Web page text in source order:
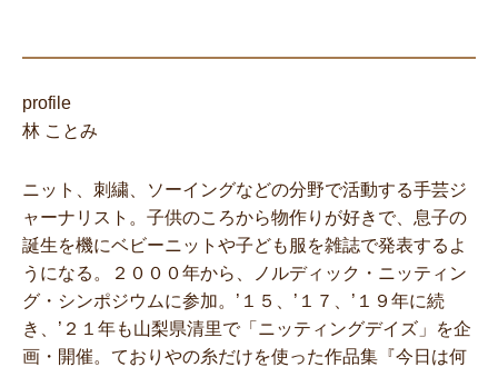
profile
林 ことみ
ニット、刺繍、ソーイングなどの分野で活動する手芸ジ
ャーナリスト。子供のころから物作りが好きで、息子の
誕生を機にベビーニットや子ども服を雑誌で発表するよ
うになる。２０００年から、ノルディック・ニッティン
グ・シンポジウムに参加。’１５、’１７、’１９年に続
き、’２１年も山梨県清里で「ニッティングデイズ」を企
画・開催。ておりやの糸だけを使った作品集 『今日は何